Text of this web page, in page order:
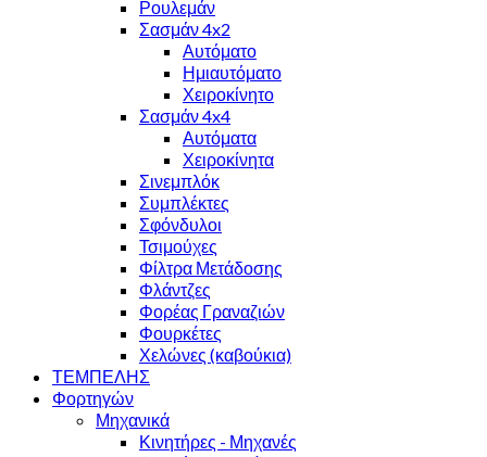
Ρουλεμάν
Σασμάν 4x2
Αυτόματο
Ημιαυτόματο
Χειροκίνητο
Σασμάν 4x4
Αυτόματα
Χειροκίνητα
Σινεμπλόκ
Συμπλέκτες
Σφόνδυλοι
Τσιμούχες
Φίλτρα Μετάδοσης
Φλάντζες
Φορέας Γραναζιών
Φουρκέτες
Χελώνες (καβούκια)
ΤΕΜΠΕΛΗΣ
Φορτηγών
Μηχανικά
Κινητήρες - Μηχανές